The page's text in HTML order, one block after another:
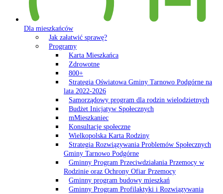
Dla mieszkańców
Jak załatwić sprawę?
Programy
Karta Mieszkańca
Zdrowotne
800+
Strategia Oświatowa Gminy Tarnowo Podgórne na
lata 2022-2026
Samorządowy program dla rodzin wielodzietnych
Budżet Inicjatyw Społecznych
mMieszkaniec
Konsultacje społeczne
Wielkopolska Karta Rodziny
Strategia Rozwiązywania Problemów Społecznych
Gminy Tarnowo Podgórne
Gminny Program Przeciwdziałania Przemocy w
Rodzinie oraz Ochrony Ofiar Przemocy
Gminny program budowy mieszkań
Gminny Program Profilaktyki i Rozwiązywania